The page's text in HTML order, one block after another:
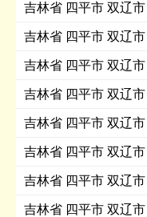
吉林省 四平市 双辽
吉林省 四平市 双辽
吉林省 四平市 双辽
吉林省 四平市 双辽
吉林省 四平市 双辽
吉林省 四平市 双辽
吉林省 四平市 双辽
吉林省 四平市 双辽